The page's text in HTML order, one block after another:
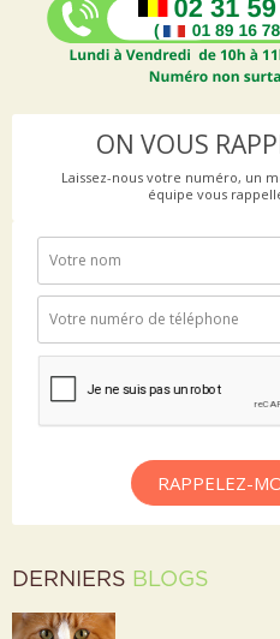
ON VOUS
Laissez-nous votre numéro, un
équipe vous
RAPPELEZ-
DERNIERS BLOGS